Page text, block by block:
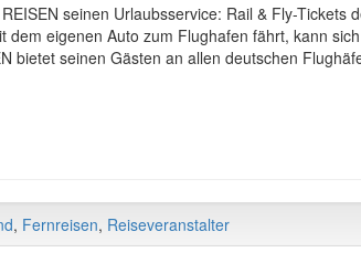
seinen Urlaubsservice: Rail & Fly-Tickets
dem eigenen Auto zum Flughafen fährt, kann
bietet seinen Gästen an allen deutschen
, Fernreisen, Reiseveranstalter